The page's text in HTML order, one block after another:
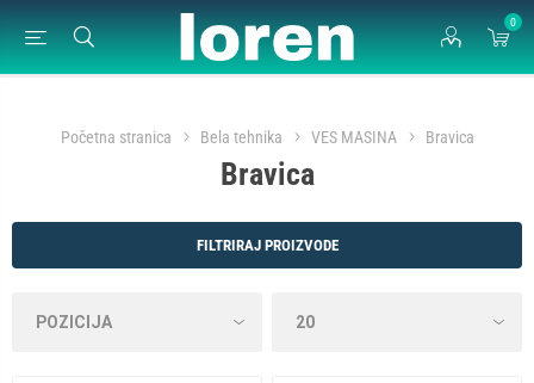
0
Početna stranica Bela tehnika VES MASINA Bravica
Bravica
FILTRIRAJ PROIZVODE